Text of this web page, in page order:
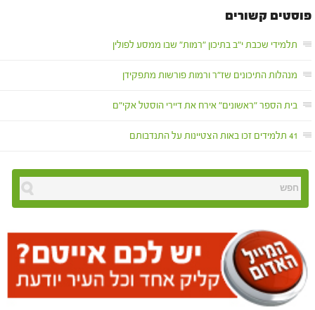
פוסטים קשורים
תלמידי שכבת י"ב בתיכון "רמות" שבו ממסע לפולין
מנהלות התיכונים שז"ר ורמות פורשות מתפקידן
בית הספר "ראשונים" אירח את דיירי הוסטל אקי"ם
41 תלמידים זכו באות הצטיינות על התנדבותם